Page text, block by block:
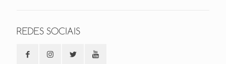
REDES SOCIAIS